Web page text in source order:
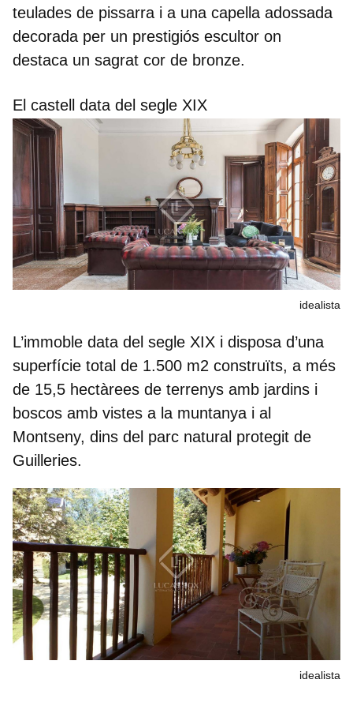
teulades de pissarra i a una capella adossada
decorada per un prestigiós escultor on
destaca un sagrat cor de bronze.
El castell data del segle XIX
idealista
L’immoble data del segle XIX i disposa d’una
superfície total de 1.500 m2 construïts, a més
de 15,5 hectàrees de terrenys amb jardins i
boscos amb vistes a la muntanya i al
Montseny, dins del parc natural protegit de
Guilleries.
idealista